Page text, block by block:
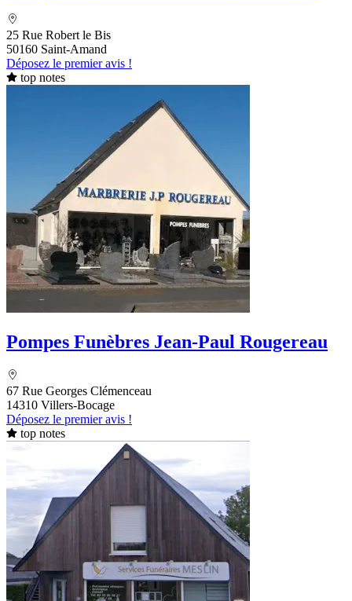
25 Rue Robert le Bis
50160 Saint-Amand
Déposez le premier avis !
top notes
Pompes Funèbres Jean-Paul Rougereau
67 Rue Georges Clémenceau
14310 Villers-Bocage
Déposez le premier avis !
top notes